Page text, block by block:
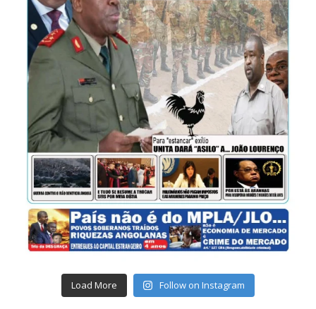
Load More Follow on Instagram